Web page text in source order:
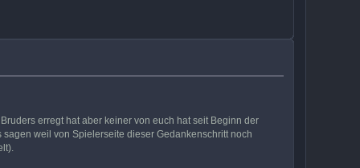
erregt hat aber keiner von euch hat seit Beginn der
weil von Spielerseite dieser Gedankenschritt noch